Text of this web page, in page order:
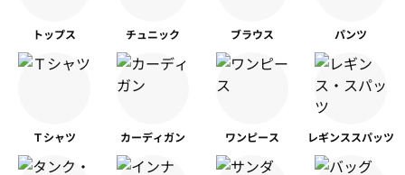
トップス チュニック ブラウス パンツ
Ｔシャツ カーディガン ワンピース レギンススパッツ